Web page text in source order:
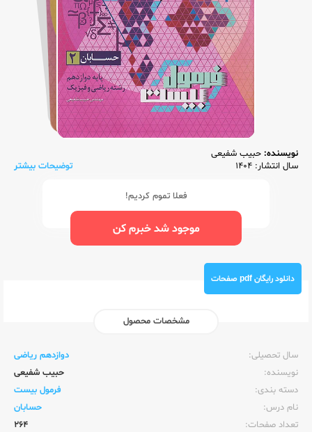
نویسنده: حبیب شفیعی
سال انتشار: 1404
توضیحات بیشتر
فعلا تموم کردیم!
موجود شد خبرم کن
دانلود رایگان pdf صفحات
مشخصات محصول
سال تحصیلی:‌
دوازدهم ریاضی
نویسنده:‌
حبیب شفیعی
دسته بندی:
فرمول بیست
نام درس:
حسابان
تعداد صفحات:‌
264